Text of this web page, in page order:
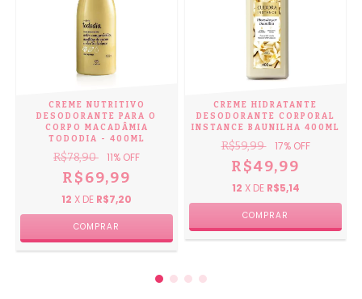
CREME NUTRITIVO
DESODORANTE PARA O
CORPO MACADÂMIA
TODODIA - 400ML
R$78,90 11% OFF
R$69,99
12 X DE R$7,20
CREME HIDRATANTE
DESODORANTE CORPORAL
INSTANCE BAUNILHA 400ML
R$59,99 17% OFF
R$49,99
12 X DE R$5,14